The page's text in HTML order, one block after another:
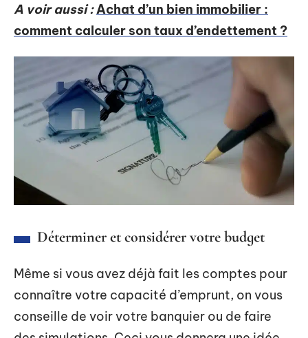
A voir aussi : Achat d’un bien immobilier :
comment calculer son taux d’endettement ?
Déterminer et considérer votre budget
Même si vous avez déjà fait les comptes pour
connaître votre capacité d’emprunt, on vous
conseille de voir votre banquier ou de faire